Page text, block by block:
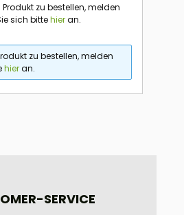
SERVICE
zu bestellen, melden
sich bittehieran.
zu bestellen, melden
hieran.